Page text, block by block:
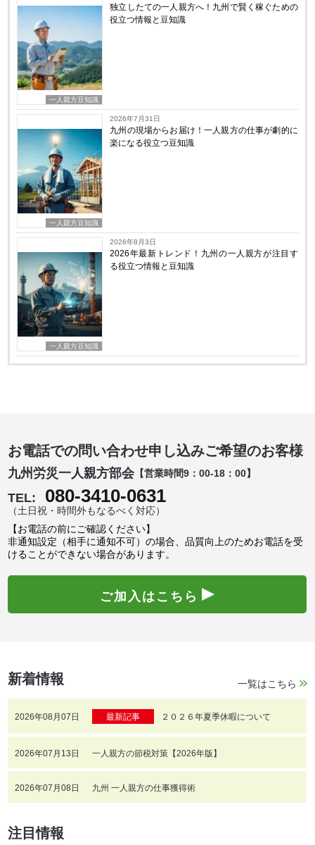
一人親方豆知識
独立したての一人親方へ！九州で賢く稼ぐための
役立つ情報と豆知識
一人親方豆知識
2026年7月31日
九州の現場からお届け！一人親方の仕事が劇的に
楽になる役立つ豆知識
一人親方豆知識
2026年8月3日
2026年最新トレンド！九州の一人親方が注目す
る役立つ情報と豆知識
お電話での問い合わせ申し込みご希望のお客様
九州労災一人親方部会【営業時間9：00-18：00】
TEL: 080-3410-0631
（土日祝・時間外もなるべく対応）
【お電話の前にご確認ください】
非通知設定（相手に通知不可）の場合、品質向上のためお電話を受
けることができない場合があります。
ご加入はこちら
新着情報
2026年08月07日 最新記事 ２０２６年夏季休暇について
2026年07月13日 一人親方の節税対策【2026年版】
2026年07月08日 九州 一人親方の仕事獲得術
一覧はこちら
注目情報